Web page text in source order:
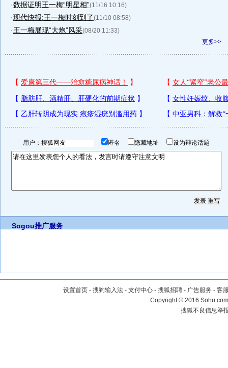
·数据证明王一梅“明星相”(11/16 10:16)
·现代快报:王一梅时刻到了(11/10 08:58)
·王一梅展现“大炮”风采(08/20 11:33)
更多>>
用户： 匿名 隐藏地址 设为辩论话题
Sogou推广服务
设置首页 - 搜狗输入法 - 支付中心 - 搜狐招聘 - 广告服务 - 客
Copyright©2016
搜狐不良信息举